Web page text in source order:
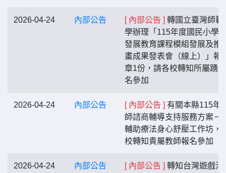
2026-04-24 內部公告 [ 內部公告 ] 轉國立臺灣師範
學辦理「115年度國民小學
發展教育課程模組發展及推
畫成果發表會（線上）」報
章1份，請各校轉知所屬踴
名參加
2026-04-24 內部公告 [ 內部公告 ] 有關本縣115年
師諮商輔導支持服務方案－
輔助療法身心舒壓工作坊，
校轉知貴屬教師報名參加
2026-04-24 內部公告 [ 內部公告 ] 轉知台灣遊戲治